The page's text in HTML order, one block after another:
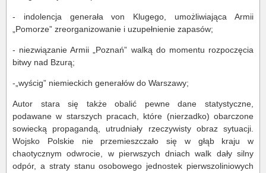
- indolencja generała von Klugego, umożliwiająca Armii
„Pomorze” zreorganizowanie i uzupełnienie zapasów;
- niezwiązanie Armii „Poznań” walką do momentu rozpoczęcia
bitwy nad Bzurą;
-„wyścig” niemieckich generałów do Warszawy;
Autor stara się także obalić pewne dane statystyczne,
podawane w starszych pracach, które (nierzadko) obarczone
sowiecką propagandą, utrudniały rzeczywisty obraz sytuacji.
Wojsko Polskie nie przemieszczało się w głąb kraju w
chaotycznym odwrocie, w pierwszych dniach walk dały silny
odpór, a straty stanu osobowego jednostek pierwszoliniowych